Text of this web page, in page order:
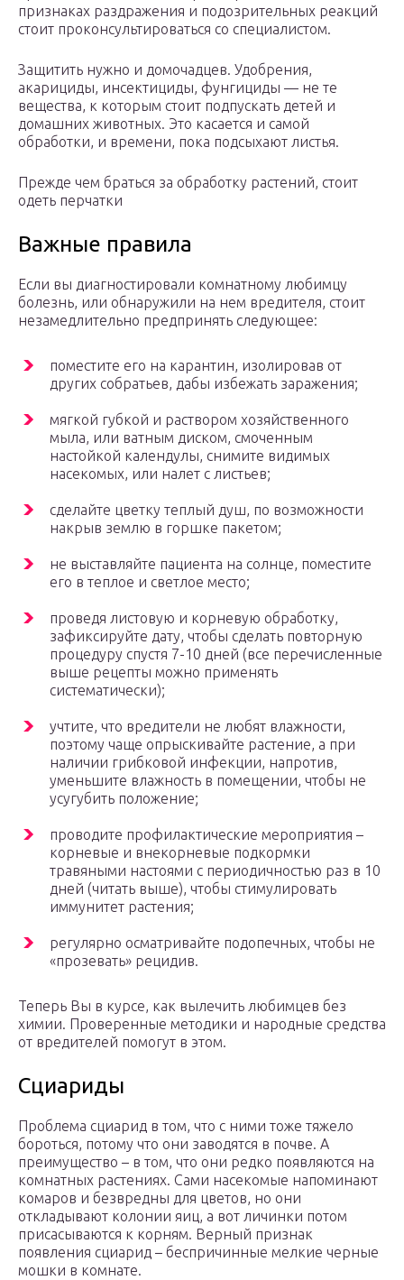
признаках раздражения и подозрительных реакций
стоит проконсультироваться со специалистом.
Защитить нужно и домочадцев. Удобрения,
акарициды, инсектициды, фунгициды — не те
вещества, к которым стоит подпускать детей и
домашних животных. Это касается и самой
обработки, и времени, пока подсыхают листья.
Прежде чем браться за обработку растений, стоит
одеть перчатки
Важные правила
Если вы диагностировали комнатному любимцу
болезнь, или обнаружили на нем вредителя, стоит
незамедлительно предпринять следующее:
поместите его на карантин, изолировав от
других собратьев, дабы избежать заражения;
мягкой губкой и раствором хозяйственного
мыла, или ватным диском, смоченным
настойкой календулы, снимите видимых
насекомых, или налет с листьев;
сделайте цветку теплый душ, по возможности
накрыв землю в горшке пакетом;
не выставляйте пациента на солнце, поместите
его в теплое и светлое место;
проведя листовую и корневую обработку,
зафиксируйте дату, чтобы сделать повторную
процедуру спустя 7-10 дней (все перечисленные
выше рецепты можно применять
систематически);
учтите, что вредители не любят влажности,
поэтому чаще опрыскивайте растение, а при
наличии грибковой инфекции, напротив,
уменьшите влажность в помещении, чтобы не
усугубить положение;
проводите профилактические мероприятия –
корневые и внекорневые подкормки
травяными настоями с периодичностью раз в 10
дней (читать выше), чтобы стимулировать
иммунитет растения;
регулярно осматривайте подопечных, чтобы не
«прозевать» рецидив.
Теперь Вы в курсе, как вылечить любимцев без
химии. Проверенные методики и народные средства
от вредителей помогут в этом.
Сциариды
Проблема сциарид в том, что с ними тоже тяжело
бороться, потому что они заводятся в почве. А
преимущество – в том, что они редко появляются на
комнатных растениях. Сами насекомые напоминают
комаров и безвредны для цветов, но они
откладывают колонии яиц, а вот личинки потом
присасываются к корням. Верный признак
появления сциарид – беспричинные мелкие черные
мошки в комнате.